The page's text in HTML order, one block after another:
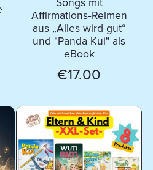
Songs mit
Affirmations‑Reimen
aus „Alles wird gut“
und "Panda Kui" als
eBook
€17.00